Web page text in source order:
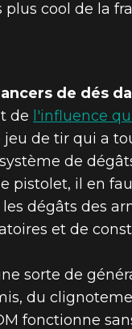
cool de la
de dés
de l'influence
de tir qui a
de
pistolet, il en
dégâts des
et de
sorte de
du
fonctionne